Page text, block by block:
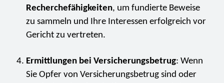
Recherchefähigkeiten, um fundierte Beweise
zu sammeln und Ihre Interessen erfolgreich vor
Gericht zu vertreten.
Ermittlungen bei Versicherungsbetrug: Wenn
Sie Opfer von Versicherungsbetrug sind oder